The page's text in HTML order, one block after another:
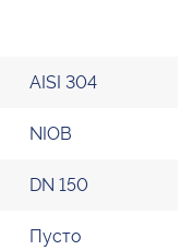
AISI 304
NIOB
DN 150
Пусто